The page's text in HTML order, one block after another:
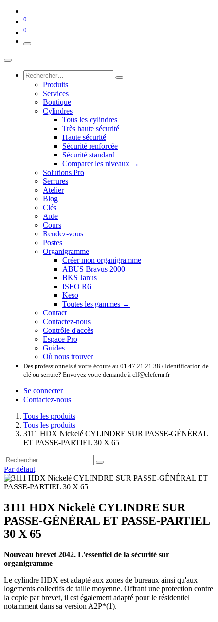
0
0
Produits
Services
Boutique
Cylindres
Tous les cylindres
Très haute sécurité
Haute sécurité
Sécurité renforcée
Sécurité standard
Comparer les niveaux →
Solutions Pro
Serrures
Atelier
Blog
Clés
Aide
Cours
Rendez-vous
Postes
Organigramme
Créer mon organigramme
ABUS Bravus 2000
BKS Janus
ISEO R6
Keso
Toutes les gammes →
Contact
Contactez-nous
Contrôle d'accès
Espace Pro
Guides
Où nous trouver
Des professionnels à votre écoute au 01 47 21 21 38 / Identification de
clé ou serrure? Envoyez votre demande à clf@cleferm.fr
Se connecter
Contactez-nous
Tous les produits
Tous les produits
3111 HDX Nickelé CYLINDRE SUR PASSE-GÉNÉRAL
ET PASSE-PARTIEL 30 X 65
Par défaut
3111 HDX Nickelé CYLINDRE SUR
PASSE-GÉNÉRAL ET PASSE-PARTIEL
30 X 65
Nouveau brevet 2042. L'essentiel de la sécurité sur
organigramme
Le cylindre HDX est adapté aux zones de bureaux ainsi qu'aux
logements collectifs de taille moyenne. Offrant une protection contre
la copie par brevet, il est également adapté pour le résidentiel
notamment dans sa version A2P*(1).